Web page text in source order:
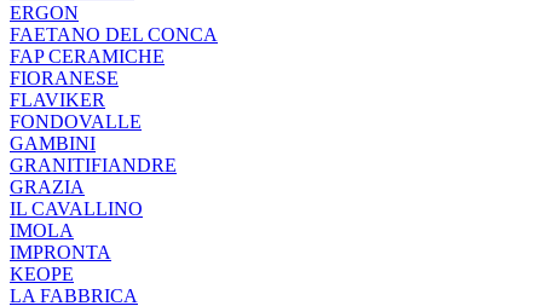
ERGON
FAETANO DEL CONCA
FAP CERAMICHE
FIORANESE
FLAVIKER
FONDOVALLE
GAMBINI
GRANITIFIANDRE
GRAZIA
IL CAVALLINO
IMOLA
IMPRONTA
KEOPE
LA FABBRICA